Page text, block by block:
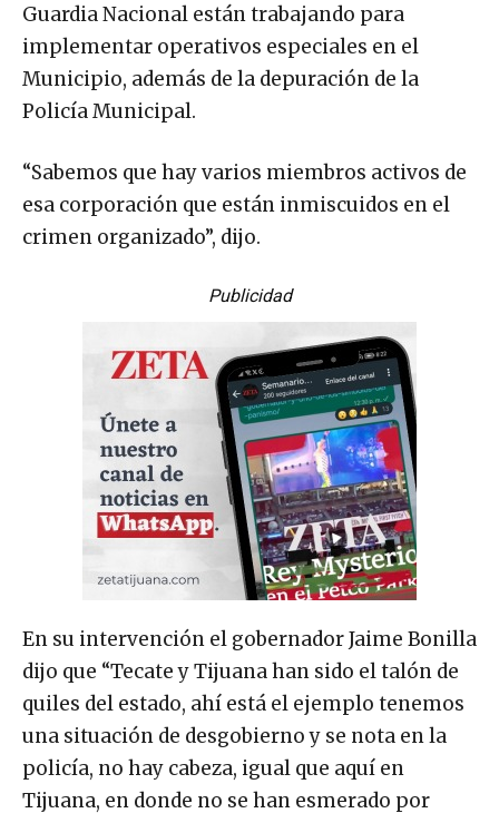
Guardia Nacional están trabajando para
implementar operativos especiales en el
Municipio, además de la depuración de la
Policía Municipal.
“Sabemos que hay varios miembros activos de
esa corporación que están inmiscuidos en el
crimen organizado”, dijo.
Publicidad
En su intervención el gobernador Jaime Bonilla
dijo que “Tecate y Tijuana han sido el talón de
quiles del estado, ahí está el ejemplo tenemos
una situación de desgobierno y se nota en la
policía, no hay cabeza, igual que aquí en
Tijuana, en donde no se han esmerado por